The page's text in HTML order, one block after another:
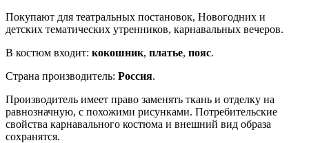
Покупают для театральных постановок, Новогодних и
детских тематических утренников, карнавальных вечеров.
В костюм входит: кокошник, платье, пояс.
Страна производитель: Россия.
Производитель имеет право заменять ткань и отделку на
равнозначную, с похожими рисунками. Потребительские
свойства карнавального костюма и внешний вид образа
сохранятся.